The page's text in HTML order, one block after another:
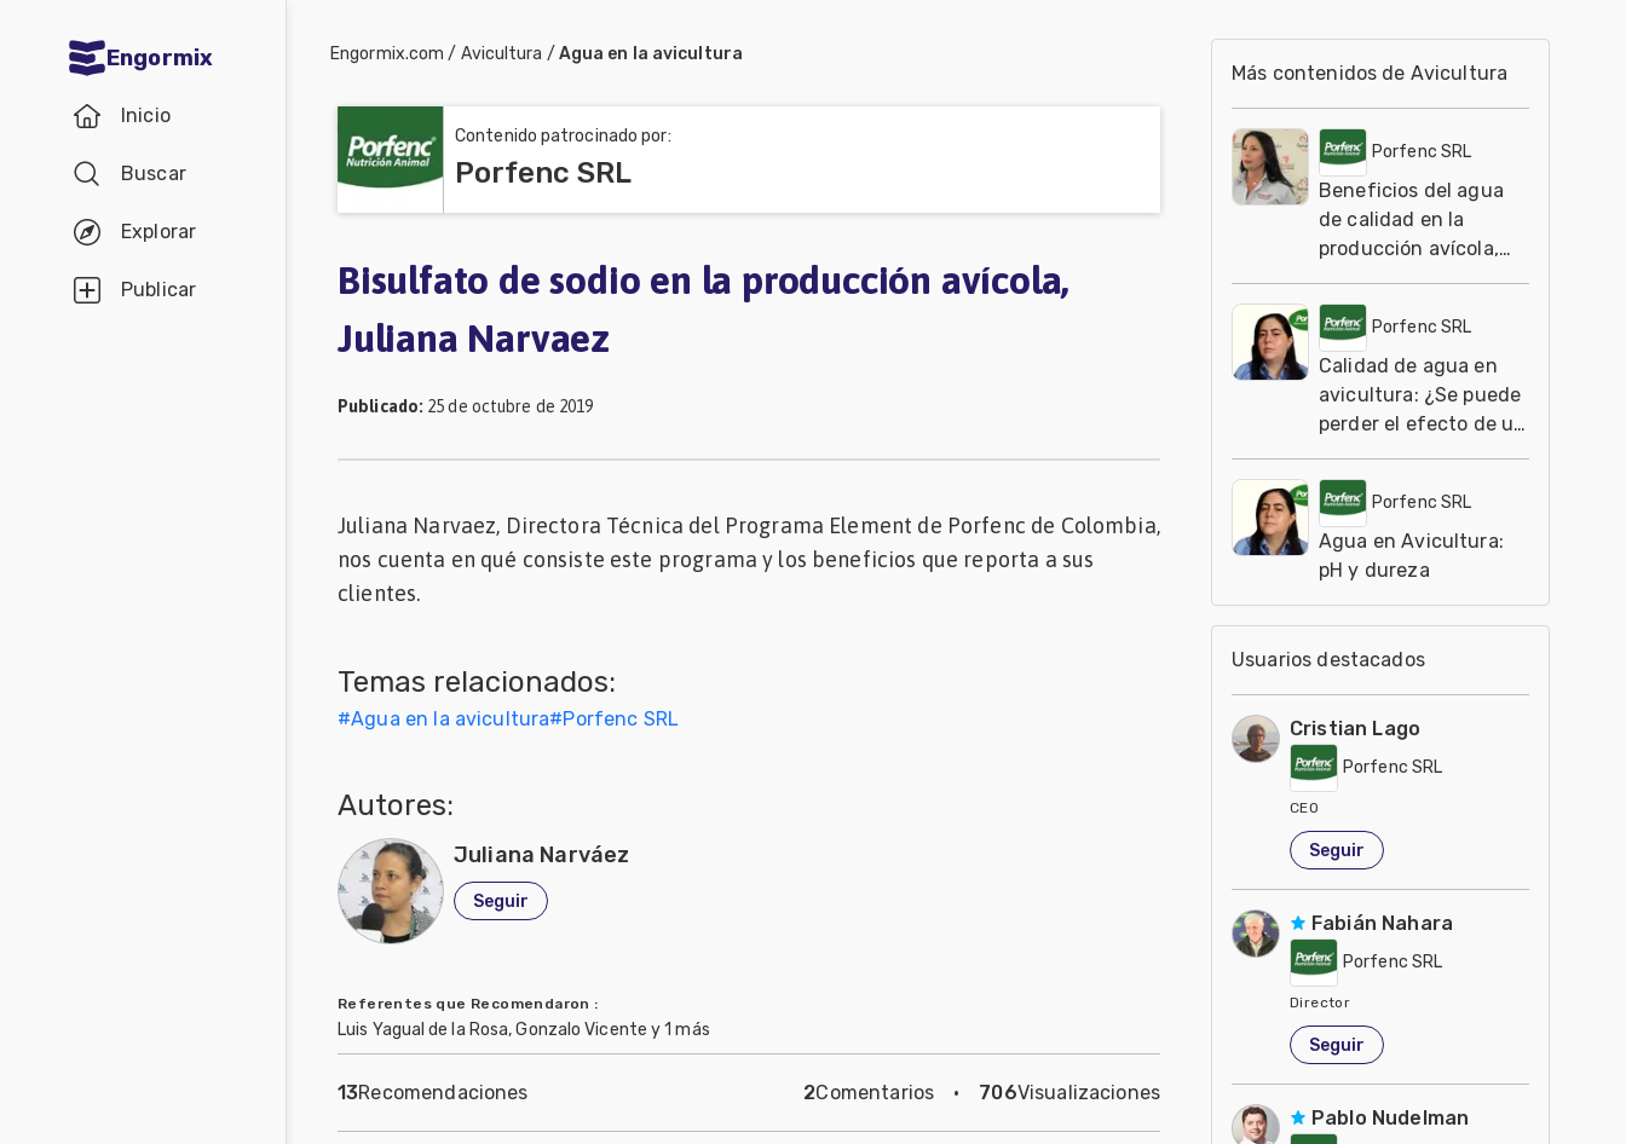
Engormix
Inicio
Buscar
Explorar
Publicar
Agricultura
Avicultura
Ganadería
Porcicultura
Mascotas
Engormix.com / Avicultura / Agua en la avicultura
Contenido patrocinado por:
Porfenc SRL
Bisulfato de sodio en la producción avícola,
Juliana Narvaez
Publicado: 25 de octubre de 2019
Juliana Narvaez, Directora Técnica del Programa Element de Porfenc de Colombia,
nos cuenta en qué consiste este programa y los beneficios que reporta a sus
clientes.
Temas relacionados:
#Agua en la avicultura#Porfenc SRL
Autores:
Juliana Narváez
Seguir
Referentes que Recomendaron :
Luis Yagual de la Rosa, Gonzalo Vicente y 1 más
13Recomendaciones 2Comentarios · 706Visualizaciones
Más contenidos de Avicultura
Porfenc SRL
Beneficios del agua
de calidad en la
producción avícola,
Catherine Avellaneda
Porfenc SRL
Calidad de agua en
avicultura: ¿Se puede
perder el efecto de un
antibiótico?
Porfenc SRL
Agua en Avicultura:
pH y dureza
Usuarios destacados
Cristian Lago
Porfenc SRL
CEO
Argentina
Seguir
Fabián Nahara
Porfenc SRL
Director
Argentina
Seguir
Pablo Nudelman